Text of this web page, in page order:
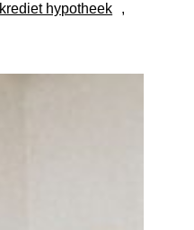
krediet hypotheek